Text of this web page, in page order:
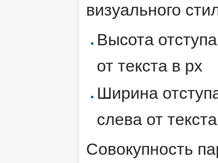
визуального
Высота
от текста в px
Ширина
слева от
Совокупность